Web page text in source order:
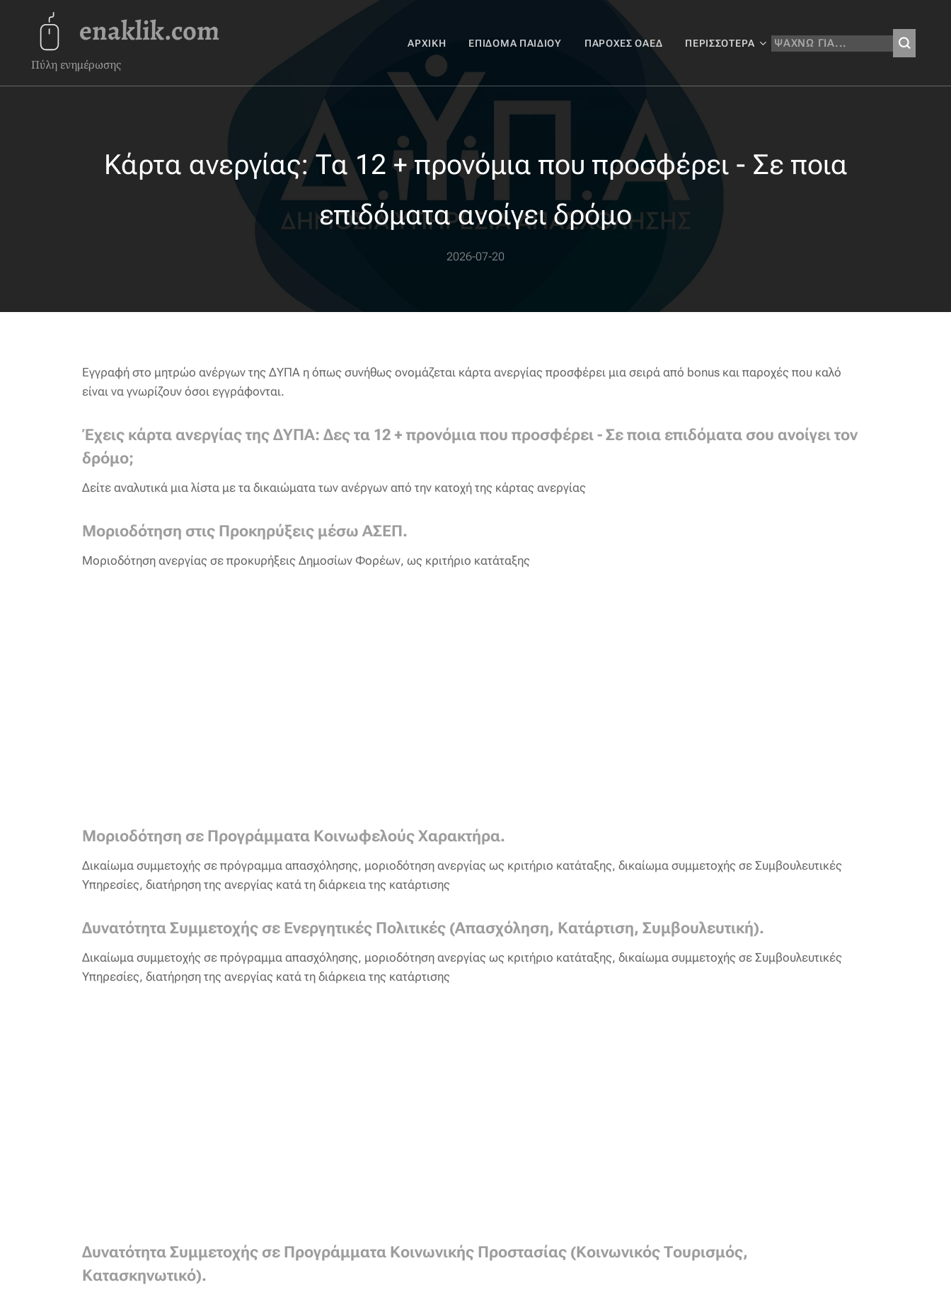
enaklik.com
Πύλη ενημέρωσης
ΑΡΧΙΚΉ ΕΠΊΔΟΜΑ ΠΑΙΔΙΟΎ ΠΑΡΟΧΈΣ ΟΑΕΔ ΠΕΡΙΣΣΌΤΕΡΑ
Κάρτα ανεργίας: Τα 12 + προνόμια που προσφέρει - Σε ποια
επιδόματα ανοίγει δρόμο
2026-07-20
Εγγραφή στο μητρώο ανέργων της ΔΥΠΑ η όπως συνήθως ονομάζεται κάρτα ανεργίας προσφέρει μια σειρά από bonus και παροχές που καλό
είναι να γνωρίζουν όσοι εγγράφονται.
Έχεις κάρτα ανεργίας της ΔΥΠΑ: Δες τα 12 + προνόμια που προσφέρει - Σε ποια επιδόματα σου ανοίγει τον
δρόμο;
Δείτε αναλυτικά μια λίστα με τα δικαιώματα των ανέργων από την κατοχή της κάρτας ανεργίας
Μοριοδότηση στις Προκηρύξεις μέσω ΑΣΕΠ.
Μοριοδότηση ανεργίας σε προκυρήξεις Δημοσίων Φορέων, ως κριτήριο κατάταξης
Μοριοδότηση σε Προγράμματα Κοινωφελούς Χαρακτήρα.
Δικαίωμα συμμετοχής σε πρόγραμμα απασχόλησης, μοριοδότηση ανεργίας ως κριτήριο κατάταξης, δικαίωμα συμμετοχής σε Συμβουλευτικές
Υπηρεσίες, διατήρηση της ανεργίας κατά τη διάρκεια της κατάρτισης
Δυνατότητα Συμμετοχής σε Ενεργητικές Πολιτικές (Απασχόληση, Κατάρτιση, Συμβουλευτική).
Δικαίωμα συμμετοχής σε πρόγραμμα απασχόλησης, μοριοδότηση ανεργίας ως κριτήριο κατάταξης, δικαίωμα συμμετοχής σε Συμβουλευτικές
Υπηρεσίες, διατήρηση της ανεργίας κατά τη διάρκεια της κατάρτισης
Δυνατότητα Συμμετοχής σε Προγράμματα Κοινωνικής Προστασίας (Κοινωνικός Τουρισμός,
Κατασκηνωτικό).